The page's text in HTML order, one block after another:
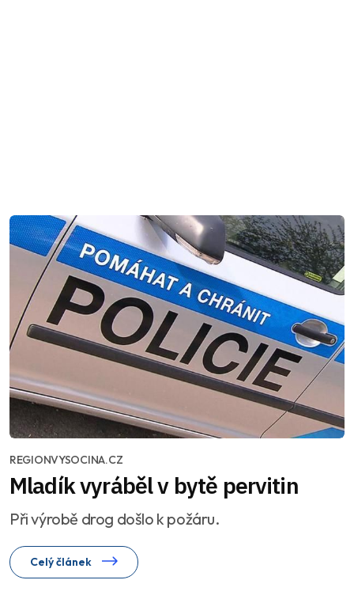
REGIONVYSOCINA.CZ
Mladík vyráběl v bytě pervitin
Při výrobě drog došlo k požáru.
Celý článek